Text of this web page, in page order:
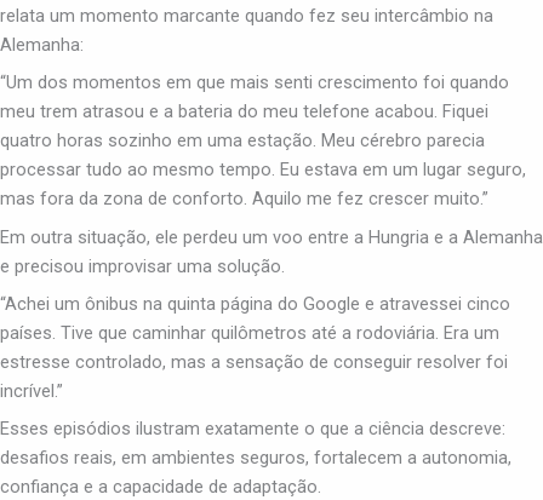
relata um momento marcante quando fez seu intercâmbio na
Alemanha:
“Um dos momentos em que mais senti crescimento foi quando
meu trem atrasou e a bateria do meu telefone acabou. Fiquei
quatro horas sozinho em uma estação. Meu cérebro parecia
processar tudo ao mesmo tempo. Eu estava em um lugar seguro,
mas fora da zona de conforto. Aquilo me fez crescer muito.”
Em outra situação, ele perdeu um voo entre a Hungria e a Alemanha
e precisou improvisar uma solução.
“Achei um ônibus na quinta página do Google e atravessei cinco
países. Tive que caminhar quilômetros até a rodoviária. Era um
estresse controlado, mas a sensação de conseguir resolver foi
incrível.”
Esses episódios ilustram exatamente o que a ciência descreve:
desafios reais, em ambientes seguros, fortalecem a autonomia,
confiança e a capacidade de adaptação.